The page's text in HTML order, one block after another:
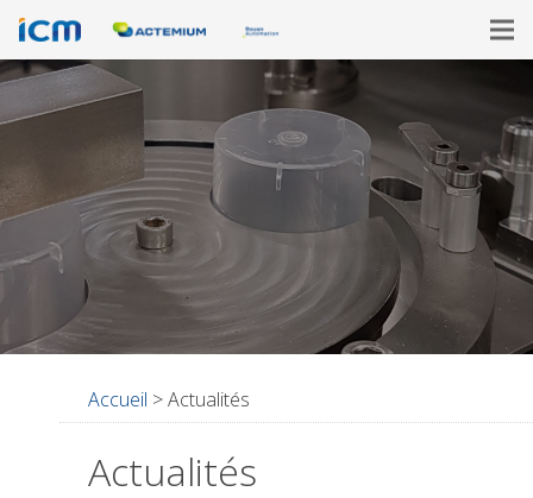
Accueil >Actualités
Actualités